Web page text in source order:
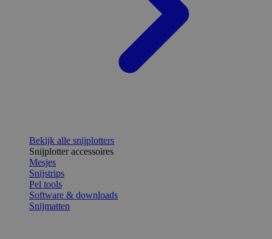
Bekijk alle snijplotters
Snijplotter accessoires
Mesjes
Snijstrips
Pel tools
Software & downloads
Snijmatten